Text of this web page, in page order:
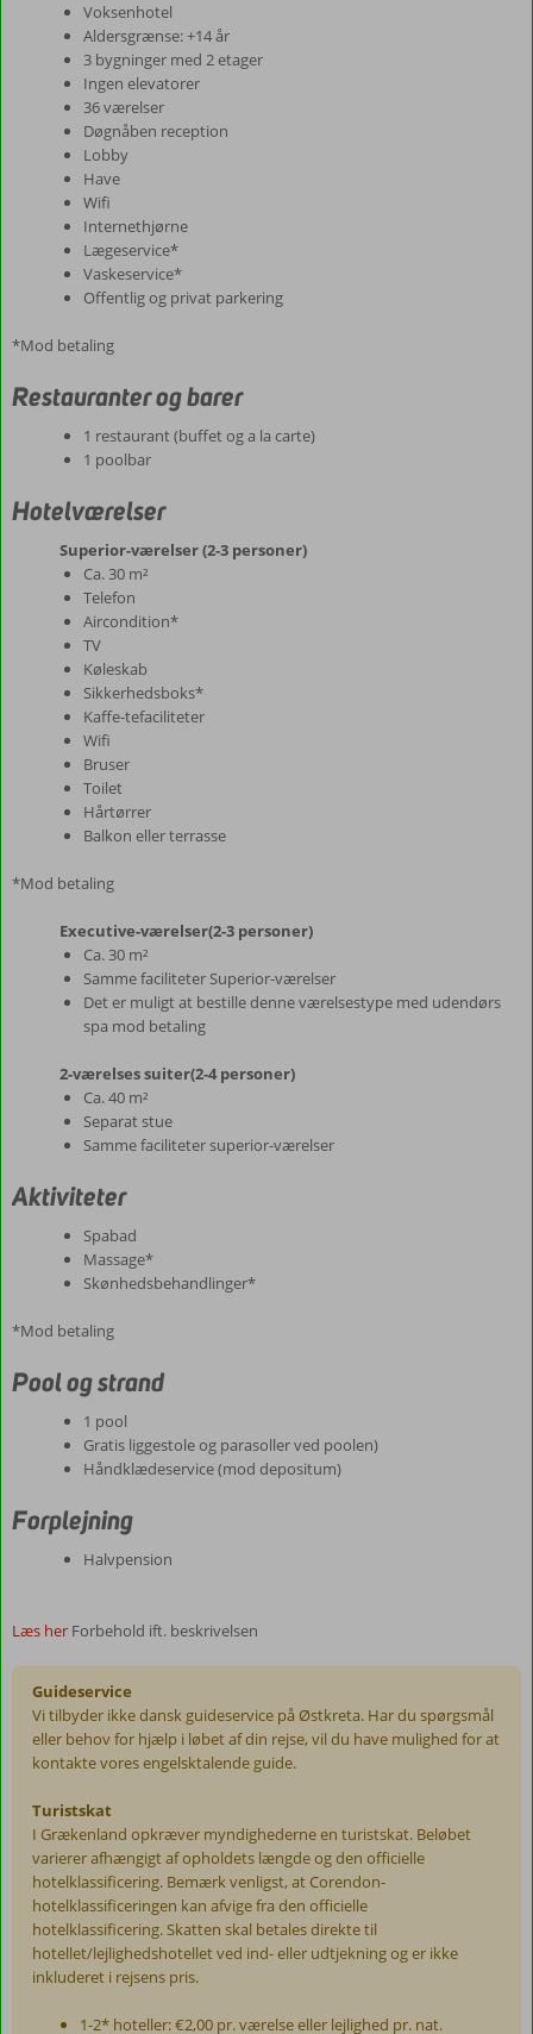
Voksenhotel
Aldersgrænse: +14 år
3 bygninger med 2 etager
Ingen elevatorer
36 værelser
Døgnåben reception
Lobby
Have
Wifi
Internethjørne
Lægeservice*
Vaskeservice*
Offentlig og privat parkering
*Mod betaling
Restauranter og barer
1 restaurant (buffet og a la carte)
1 poolbar
Hotelværelser
Superior-værelser (2-3 personer)
Ca. 30 m²
Telefon
Aircondition*
TV
Køleskab
Sikkerhedsboks*
Kaffe-tefaciliteter
Wifi
Bruser
Toilet
Hårtørrer
Balkon eller terrasse
*Mod betaling
Executive-værelser(2-3 personer)
Ca. 30 m²
Samme faciliteter Superior-værelser
Det er muligt at bestille denne værelsestype med udendørs
spa mod betaling
2-værelses suiter(2-4 personer)
Ca. 40 m²
Separat stue
Samme faciliteter superior-værelser
Aktiviteter
Spabad
Massage*
Skønhedsbehandlinger*
*Mod betaling
Pool og strand
1 pool
Gratis liggestole og parasoller ved poolen)
Håndklædeservice (mod depositum)
Forplejning
Halvpension
Læs her Forbehold ift. beskrivelsen
Guideservice
Vi tilbyder ikke dansk guideservice på Østkreta. Har du spørgsmål
eller behov for hjælp i løbet af din rejse, vil du have mulighed for at
kontakte vores engelsktalende guide.
Turistskat
I Grækenland opkræver myndighederne en turistskat. Beløbet
varierer afhængigt af opholdets længde og den officielle
hotelklassificering. Bemærk venligst, at Corendon-
hotelklassificeringen kan afvige fra den officielle
hotelklassificering. Skatten skal betales direkte til
hotellet/lejlighedshotellet ved ind- eller udtjekning og er ikke
inkluderet i rejsens pris.
1-2* hoteller: €2,00 pr. værelse eller lejlighed pr. nat.